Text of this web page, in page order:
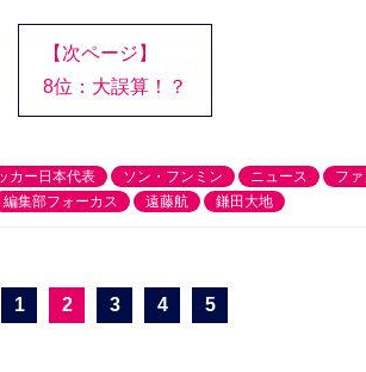
【次ページ】
8位：大誤算！？
カー日本代表 ソン・フンミン ニュース フ
編集部フォーカス 遠藤航 鎌田大地
1 2 3 4 5